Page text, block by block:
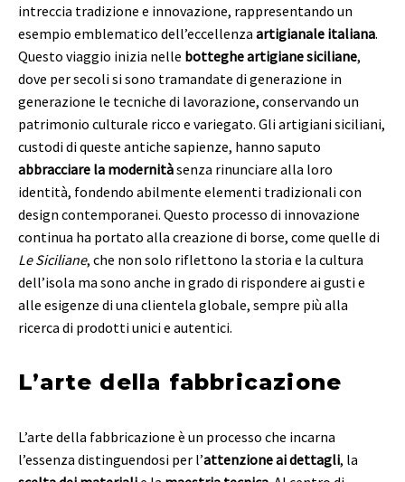
intreccia tradizione e innovazione, rappresentando un
esempio emblematico dell’eccellenza artigianale italiana.
Questo viaggio inizia nelle botteghe artigiane siciliane,
dove per secoli si sono tramandate di generazione in
generazione le tecniche di lavorazione, conservando un
patrimonio culturale ricco e variegato. Gli artigiani siciliani,
custodi di queste antiche sapienze, hanno saputo
abbracciare la modernitàsenza rinunciare alla loro
identità, fondendo abilmente elementi tradizionali con
design contemporanei. Questo processo di innovazione
continua ha portato alla creazione di borse, come quelle di
Le Siciliane, che non solo riflettono la storia e la cultura
dell’isola ma sono anche in grado di rispondere ai gusti e
alle esigenze di una clientela globale, sempre più alla
ricerca di prodotti unici e autentici.
L’arte della fabbricazione
L’arte della fabbricazione è un processo che incarna
l’essenza distinguendosi per l’attenzione ai dettagli, la